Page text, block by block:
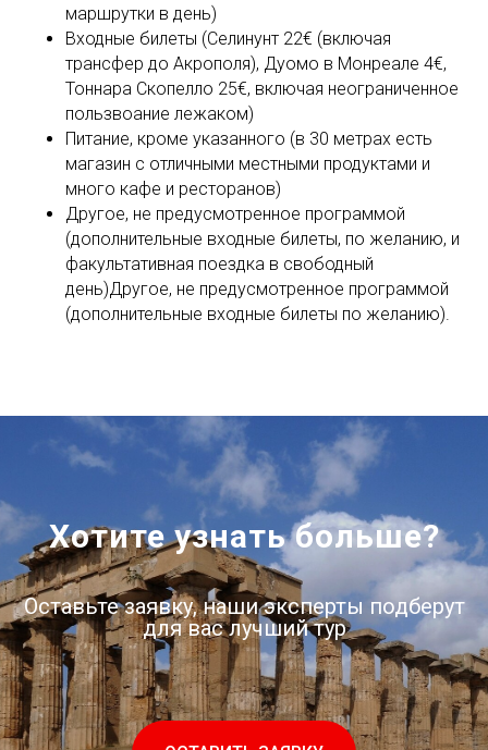
маршрутки в день)
Входные билеты (Селинунт 22€ (включая
трансфер до Акрополя), Дуомо в Монреале 4€,
Тоннара Скопелло 25€, включая неограниченное
пользвоание лежаком)
Питание, кроме указанного (в 30 метрах есть
магазин с отличными местными продуктами и
много кафе и ресторанов)
Другое, не предусмотренное программой
(дополнительные входные билеты, по желанию, и
факультативная поездка в свободный
день)Другое, не предусмотренное программой
(дополнительные входные билеты по желанию).
Хотите узнать больше?
Оставьте заявку, наши эксперты подберут
для вас лучший тур